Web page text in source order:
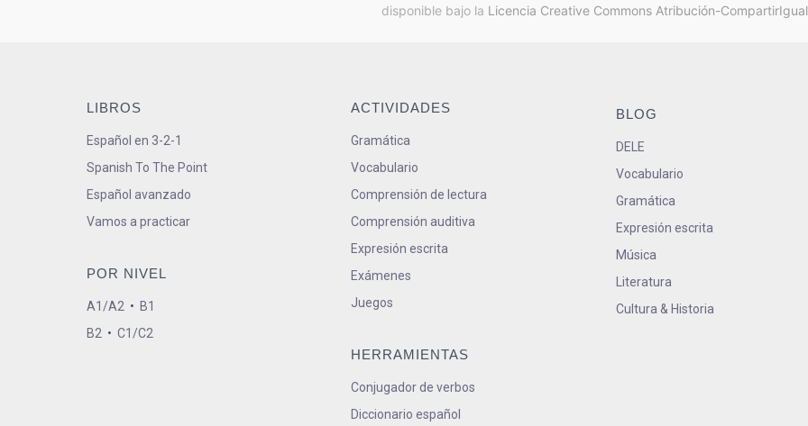
disponible bajo la Licencia Creative Commons Atribución-
LIBROS
Español en 3-2-1
Spanish To The Point
Español avanzado
Vamos a practicar
POR NIVEL
A1/A2 • B1
B2 • C1/C2
ACTIVIDADES
Gramática
Vocabulario
Comprensión de lectura
Comprensión auditiva
Expresión escrita
Exámenes
Juegos
HERRAMIENTAS
Conjugador de verbos
Diccionario español
BLOG
DELE
Vocabulario
Gramática
Expresión escrita
Música
Literatura
Cultura & Historia